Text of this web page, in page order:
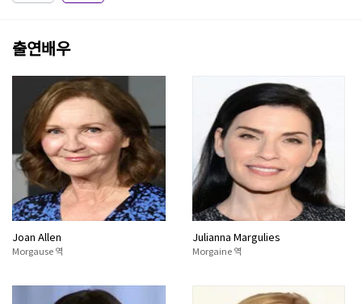
출연배우
Joan Allen
Morgause 역
Julianna Margulies
Morgaine 역